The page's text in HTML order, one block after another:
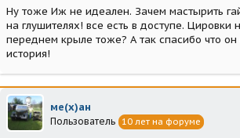
Ну тоже Иж не идеален. Зачем мастырить
на глушителях! все есть в доступе. Цировки
переднем крыле тоже? А так спасибо что
история!
ме(х)ан
Пользователь 10 лет на форуме